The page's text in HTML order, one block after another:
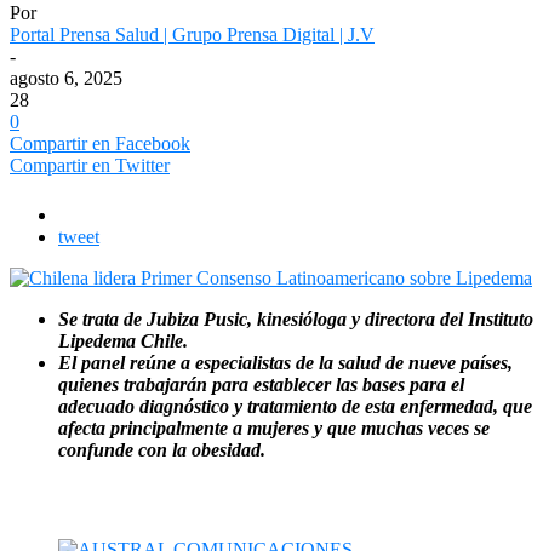
Por
Portal Prensa Salud | Grupo Prensa Digital | J.V
-
agosto 6, 2025
28
0
Compartir en Facebook
Compartir en Twitter
tweet
Se trata de Jubiza Pusic, kinesióloga y directora del Instituto
Lipedema Chile.
El panel reúne a especialistas de la salud de nueve países,
quienes trabajarán para establecer las bases para el
adecuado diagnóstico y tratamiento de esta enfermedad, que
afecta principalmente a mujeres y que muchas veces se
confunde con la obesidad.